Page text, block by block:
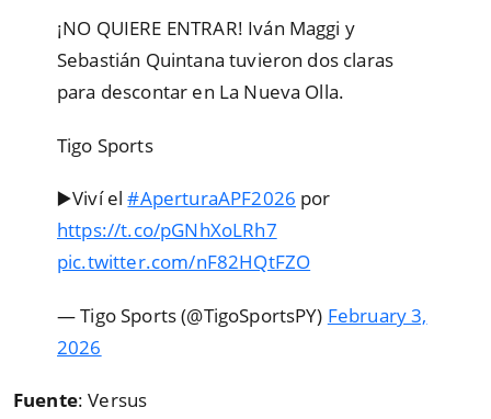
¡NO QUIERE ENTRAR! Iván Maggi y
Sebastián Quintana tuvieron dos claras
para descontar en La Nueva Olla.
Tigo Sports
▶️Viví el#AperturaAPF2026 por
https://t.co/pGNhXoLRh7
pic.twitter.com/nF82HQtFZO
— Tigo Sports (@TigoSportsPY) February 3,
2026
Fuente: Versus